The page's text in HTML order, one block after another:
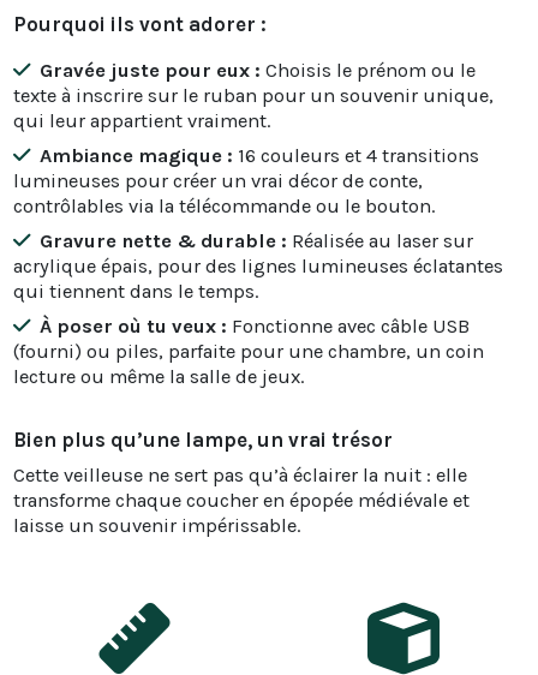
Pourquoi ils vont adorer :
Gravée juste pour eux : Choisis le prénom ou le
texte à inscrire sur le ruban pour un souvenir unique,
qui leur appartient vraiment.
Ambiance magique : 16 couleurs et 4 transitions
lumineuses pour créer un vrai décor de conte,
contrôlables via la télécommande ou le bouton.
Gravure nette & durable : Réalisée au laser sur
acrylique épais, pour des lignes lumineuses éclatantes
qui tiennent dans le temps.
À poser où tu veux : Fonctionne avec câble USB
(fourni) ou piles, parfaite pour une chambre, un coin
lecture ou même la salle de jeux.
Bien plus qu’une lampe, un vrai trésor
Cette veilleuse ne sert pas qu’à éclairer la nuit : elle
transforme chaque coucher en épopée médiévale et
laisse un souvenir impérissable.